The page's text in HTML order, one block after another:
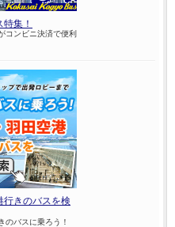
集！
コンビニ決済で便利
行きのバスを検
のバスに乗ろう！